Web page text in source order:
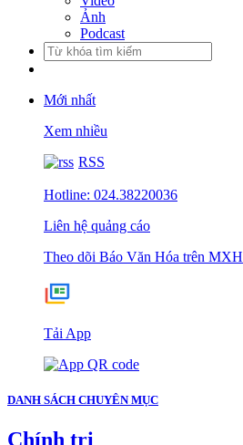
Ảnh
Podcast
Mới nhất
Xem nhiều
RSS
Hotline: 024.38220036
Liên hệ quảng cáo
Theo dõi Báo Văn Hóa trên MXH
Tải App
DANH SÁCH CHUYÊN MỤC
Chính trị